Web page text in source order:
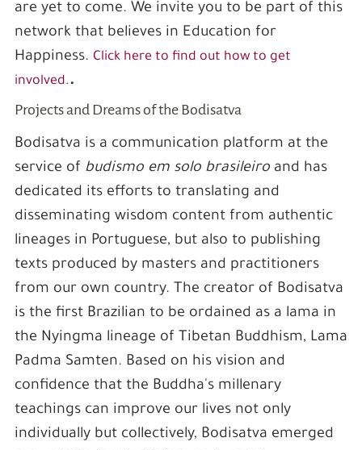
are yet to come. We invite you to be part of this
network that believes in Education for
Happiness. Click here to find out how to get
involved..
Projects and Dreams of the Bodisatva
Bodisatva is a communication platform at the
service of budismo em solo brasileiroand has
dedicated its efforts to translating and
disseminating wisdom content from authentic
lineages in Portuguese, but also to publishing
texts produced by masters and practitioners
from our own country. The creator of Bodisatva
is the first Brazilian to be ordained as a lama in
the Nyingma lineage of Tibetan Buddhism, Lama
Padma Samten. Based on his vision and
confidence that the Buddha's millenary
teachings can improve our lives not only
individually but collectively, Bodisatva emerged